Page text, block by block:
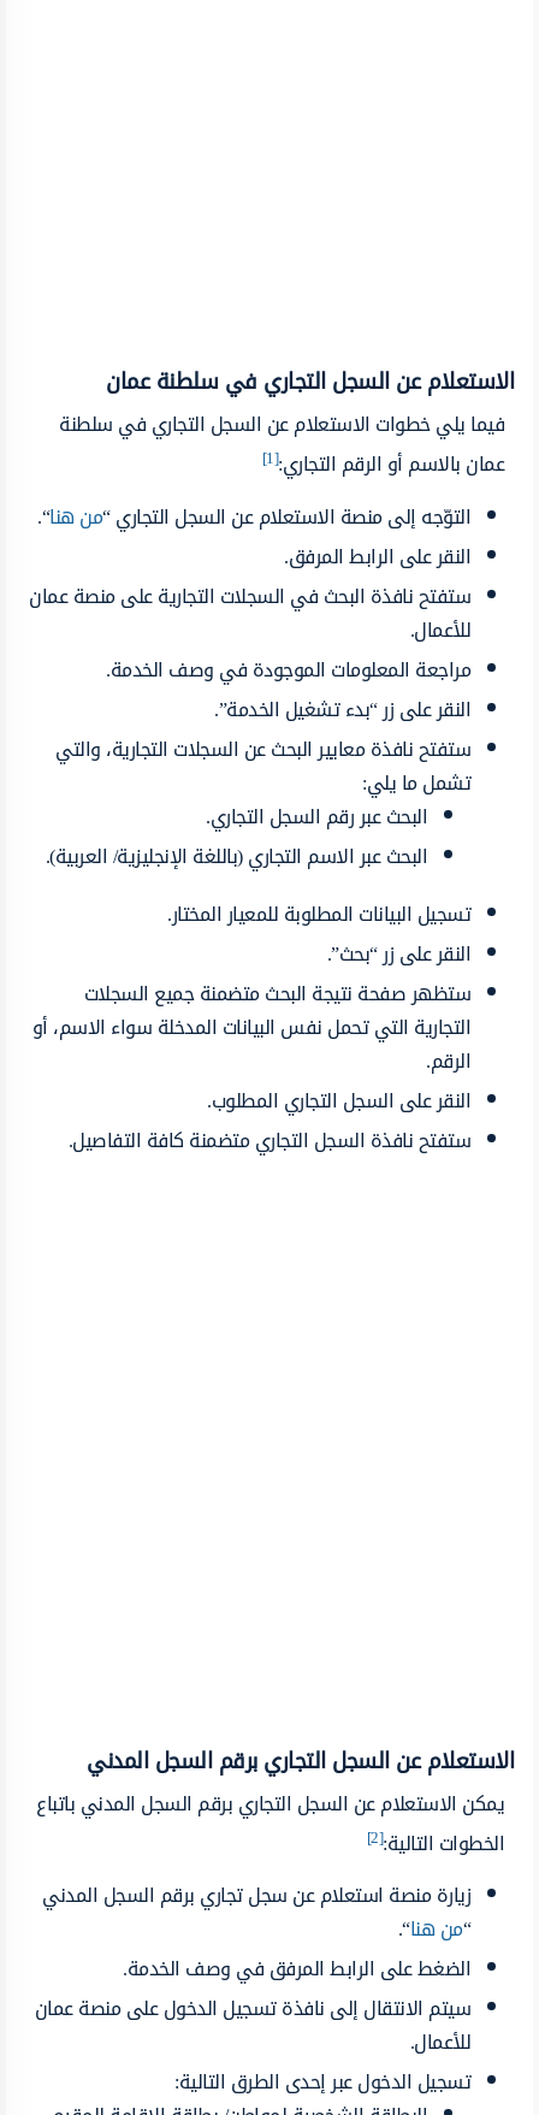
الاستعلام عن السجل التجاري في سلطنة عمان
فيما يلي خطوات الاستعلام عن السجل التجاري في سلطنة
عمان بالاسم أو الرقم التجاري:[1]
التوّجه إلى منصة الاستعلام عن السجل التجاري “من هنا“.
النقر على الرابط المرفق.
ستفتح نافذة البحث في السجلات التجارية على منصة عمان
للأعمال.
مراجعة المعلومات الموجودة في وصف الخدمة.
النقر على زر “بدء تشغيل الخدمة”.
ستفتح نافذة معايير البحث عن السجلات التجارية، والتي
تشمل ما يلي:
البحث عبر رقم السجل التجاري.
البحث عبر الاسم التجاري (باللغة الإنجليزية/ العربية).
تسجيل البيانات المطلوبة للمعيار المختار.
النقر على زر “بحث”.
ستظهر صفحة نتيجة البحث متضمنة جميع السجلات
التجارية التي تحمل نفس البيانات المدخلة سواء الاسم، أو
الرقم.
النقر على السجل التجاري المطلوب.
ستفتح نافذة السجل التجاري متضمنة كافة التفاصيل.
الاستعلام عن السجل التجاري برقم السجل المدني
يمكن الاستعلام عن السجل التجاري برقم السجل المدني باتباع
الخطوات التالية:[2]
زيارة منصة استعلام عن سجل تجاري برقم السجل المدني
“من هنا“.
الضغط على الرابط المرفق في وصف الخدمة.
سيتم الانتقال إلى نافذة تسجيل الدخول على منصة عمان
للأعمال.
تسجيل الدخول عبر إحدى الطرق التالية: